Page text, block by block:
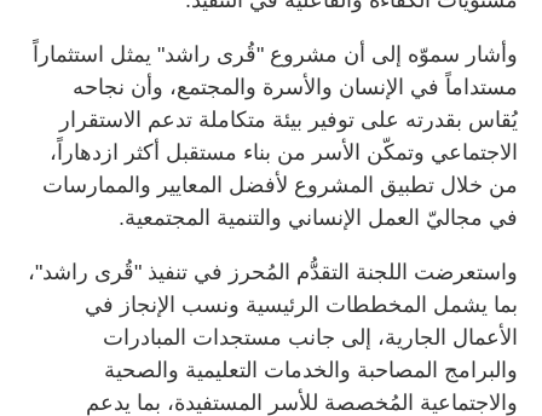
وأشار سموّه إلى أن مشروع "قُرى راشد" يمثل استثماراً
مستداماً في الإنسان والأسرة والمجتمع، وأن نجاحه
يُقاس بقدرته على توفير بيئة متكاملة تدعم الاستقرار
الاجتماعي وتمكّن الأسر من بناء مستقبل أكثر ازدهاراً،
من خلال تطبيق المشروع لأفضل المعايير والممارسات
في مجاليّ العمل الإنساني والتنمية المجتمعية.
واستعرضت اللجنة التقدُّم المُحرز في تنفيذ "قُرى راشد"،
بما يشمل المخططات الرئيسية ونسب الإنجاز في
الأعمال الجارية، إلى جانب مستجدات المبادرات
والبرامج المصاحبة والخدمات التعليمية والصحية
والاجتماعية المُخصصة للأسر المستفيدة، بما يدعم